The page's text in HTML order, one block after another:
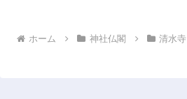
ホーム 神社仏閣 清水寺